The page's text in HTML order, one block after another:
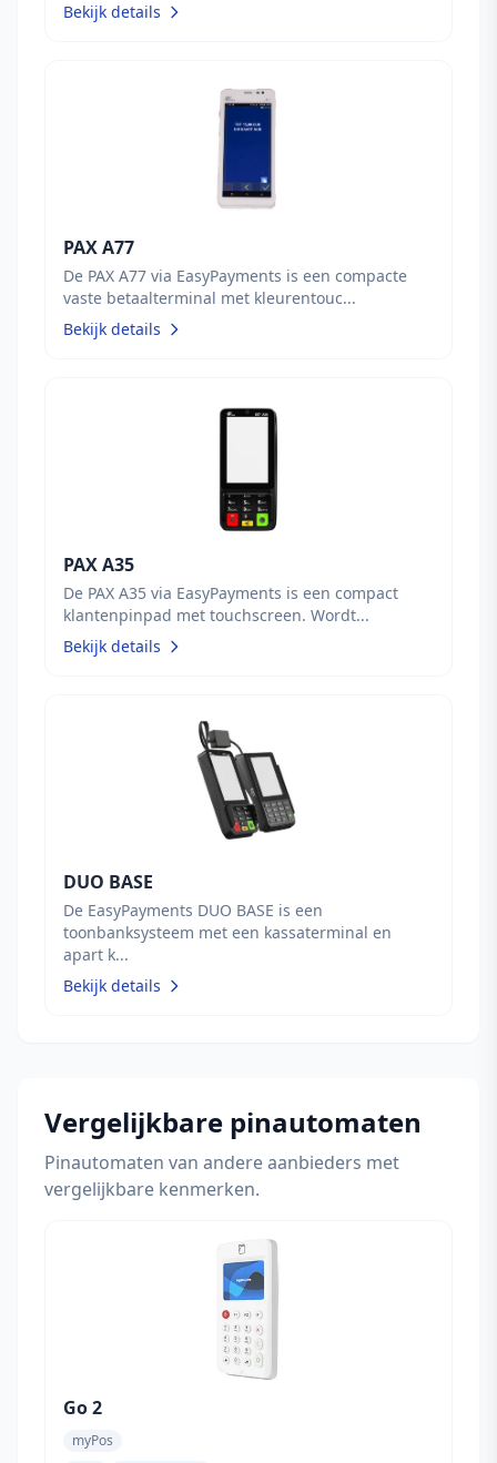
Bekijk details
PAX A77
De PAX A77 via EasyPayments is een compacte
vaste betaalterminal met kleurentouc...
Bekijk details
PAX A35
De PAX A35 via EasyPayments is een compact
klantenpinpad met touchscreen. Wordt...
Bekijk details
DUO BASE
De EasyPayments DUO BASE is een
toonbanksysteem met een kassaterminal en
apart k...
Bekijk details
Vergelijkbare pinautomaten
Pinautomaten van andere aanbieders met
vergelijkbare kenmerken.
Go 2
myPos